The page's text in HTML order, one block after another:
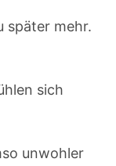
später mehr.
sich
unwohler